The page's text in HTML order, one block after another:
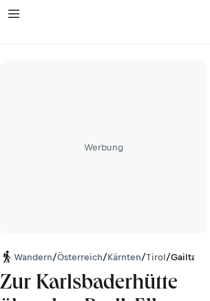
Werbung
Wandern/Österreich/Kärnten/Tirol/Gailtaler
Zur Karlsbaderhütte